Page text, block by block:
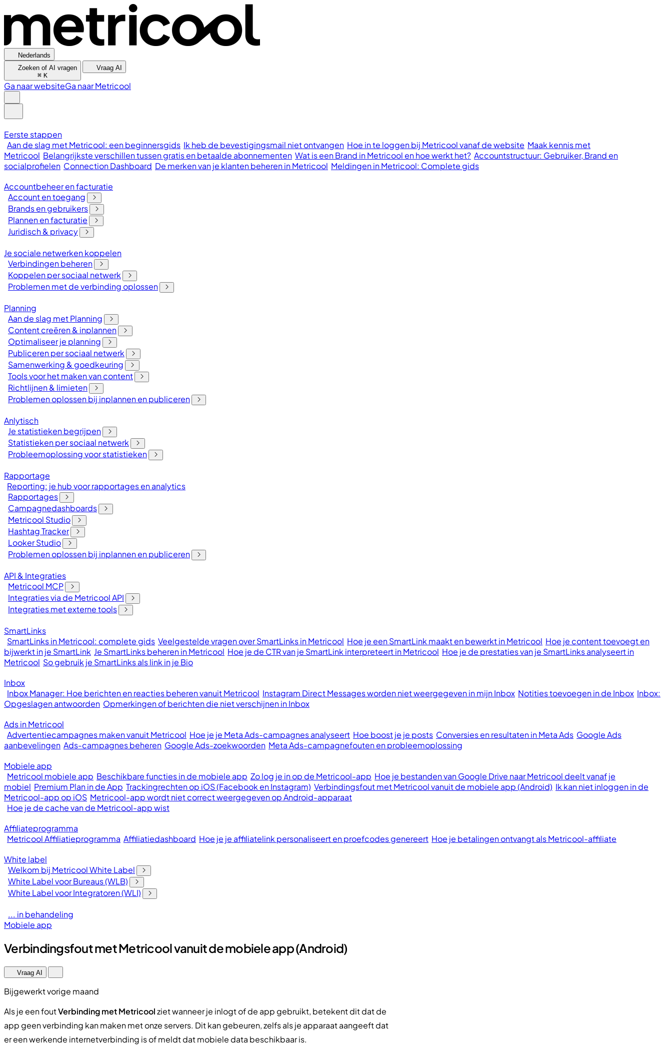
Nederlands
Zoeken of AI vragen
⌘ K
Vraag AI
Ga naar websiteGa naar Metricool
Eerste stappen
Aan de slag met Metricool: een beginnersgids Ik heb de bevestigingsmail niet ontvangen Hoe in te loggen bij Metricool vanaf de website Maak kennis met
Metricool Belangrijkste verschillen tussen gratis en betaalde abonnementen Wat is een Brand in Metricool en hoe werkt het? Accountstructuur: Gebruiker, Brand en
socialprofielen Connection Dashboard De merken van je klanten beheren in Metricool Meldingen in Metricool: Complete gids
Accountbeheer en facturatie
Account en toegang
Brands en gebruikers
Plannen en facturatie
Juridisch & privacy
Je sociale netwerken koppelen
Verbindingen beheren
Koppelen per sociaal netwerk
Problemen met de verbinding oplossen
Planning
Aan de slag met Planning
Content creëren & inplannen
Optimaliseer je planning
Publiceren per sociaal netwerk
Samenwerking & goedkeuring
Tools voor het maken van content
Richtlijnen & limieten
Problemen oplossen bij inplannen en publiceren
Anlytisch
Je statistieken begrijpen
Statistieken per sociaal netwerk
Probleemoplossing voor statistieken
Rapportage
Reporting: je hub voor rapportages en analytics
Rapportages
Campagnedashboards
Metricool Studio
Hashtag Tracker
Looker Studio
Problemen oplossen bij inplannen en publiceren
API & Integraties
Metricool MCP
Integraties via de Metricool API
Integraties met externe tools
SmartLinks
SmartLinks in Metricool: complete gids Veelgestelde vragen over SmartLinks in Metricool Hoe je een SmartLink maakt en bewerkt in Metricool Hoe je content toevoegt en
bijwerkt in je SmartLink Je SmartLinks beheren in Metricool Hoe je de CTR van je SmartLink interpreteert in Metricool Hoe je de prestaties van je SmartLinks analyseert in
Metricool So gebruik je SmartLinks als link in je Bio
Inbox
Inbox Manager: Hoe berichten en reacties beheren vanuit Metricool Instagram Direct Messages worden niet weergegeven in mijn Inbox Notities toevoegen in de Inbox Inbox:
Opgeslagen antwoorden Opmerkingen of berichten die niet verschijnen in Inbox
Ads in Metricool
Advertentiecampagnes maken vanuit Metricool Hoe je je Meta Ads-campagnes analyseert Hoe boost je je posts Conversies en resultaten in Meta Ads Google Ads
aanbevelingen Ads-campagnes beheren Google Ads-zoekwoorden Meta Ads-campagnefouten en probleemoplossing
Mobiele app
Metricool mobiele app Beschikbare functies in de mobiele app Zo log je in op de Metricool-app Hoe je bestanden van Google Drive naar Metricool deelt vanaf je
mobiel Premium Plan in de App Trackingrechten op iOS (Facebook en Instagram) Verbindingsfout met Metricool vanuit de mobiele app (Android) Ik kan niet inloggen in de
Metricool-app op iOS Metricool-app wordt niet correct weergegeven op Android-apparaat
Hoe je de cache van de Metricool-app wist
Affiliateprogramma
Metricool Affiliatieprogramma Affiliatiedashboard Hoe je je affiliatelink personaliseert en proefcodes genereert Hoe je betalingen ontvangt als Metricool-affiliate
White label
Welkom bij Metricool White Label
White Label voor Bureaus (WLB)
White Label voor Integratoren (WLI)
... in behandeling
Mobiele app
Verbindingsfout met Metricool vanuit de mobiele app (Android)
Vraag AI
Bijgewerkt vorige maand
Als je een foutVerbinding met Metricoolziet wanneer je inlogt of de app gebruikt, betekent dit dat de
app geen verbinding kan maken met onze servers. Dit kan gebeuren, zelfs als je apparaat aangeeft dat
er een werkende internetverbinding is of meldt dat mobiele data beschikbaar is.